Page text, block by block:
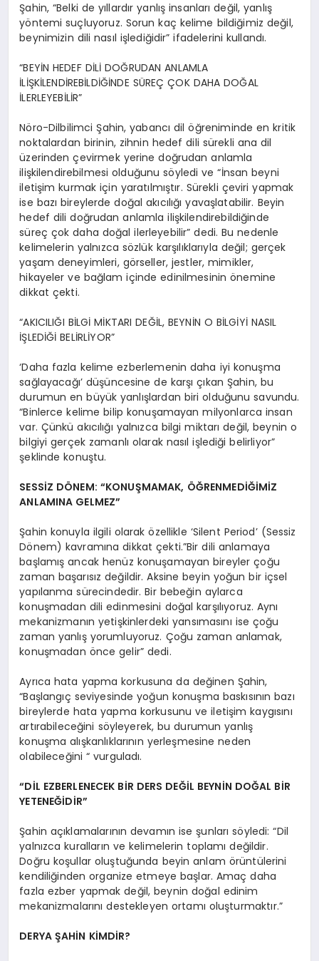
Şahin, “Belki de yıllardır yanlış insanları değil, yanlış
yöntemi suçluyoruz. Sorun kaç kelime bildiğimiz değil,
beynimizin dili nasıl işlediğidir” ifadelerini kullandı.
“BEYİN HEDEF DİLİ DOĞRUDAN ANLAMLA
İLİŞKİLENDİREBİLDİĞİNDE SÜREÇ ÇOK DAHA DOĞAL
İLERLEYEBİLİR”
Nöro-Dilbilimci Şahin, yabancı dil öğreniminde en kritik
noktalardan birinin, zihnin hedef dili sürekli ana dil
üzerinden çevirmek yerine doğrudan anlamla
ilişkilendirebilmesi olduğunu söyledi ve “İnsan beyni
iletişim kurmak için yaratılmıştır. Sürekli çeviri yapmak
ise bazı bireylerde doğal akıcılığı yavaşlatabilir. Beyin
hedef dili doğrudan anlamla ilişkilendirebildiğinde
süreç çok daha doğal ilerleyebilir” dedi. Bu nedenle
kelimelerin yalnızca sözlük karşılıklarıyla değil; gerçek
yaşam deneyimleri, görseller, jestler, mimikler,
hikayeler ve bağlam içinde edinilmesinin önemine
dikkat çekti.
“AKICILIĞI BİLGİ MİKTARI DEĞİL, BEYNİN O BİLGİYİ NASIL
İŞLEDİĞİ BELİRLİYOR”
‘Daha fazla kelime ezberlemenin daha iyi konuşma
sağlayacağı’ düşüncesine de karşı çıkan Şahin, bu
durumun en büyük yanlışlardan biri olduğunu savundu.
“Binlerce kelime bilip konuşamayan milyonlarca insan
var. Çünkü akıcılığı yalnızca bilgi miktarı değil, beynin o
bilgiyi gerçek zamanlı olarak nasıl işlediği belirliyor”
şeklinde konuştu.
SESSİZ DÖNEM: “KONUŞMAMAK, ÖĞRENMEDİĞİMİZ
ANLAMINA GELMEZ”
Şahin konuyla ilgili olarak özellikle ‘Silent Period’ (Sessiz
Dönem) kavramına dikkat çekti.”Bir dili anlamaya
başlamış ancak henüz konuşamayan bireyler çoğu
zaman başarısız değildir. Aksine beyin yoğun bir içsel
yapılanma sürecindedir. Bir bebeğin aylarca
konuşmadan dili edinmesini doğal karşılıyoruz. Aynı
mekanizmanın yetişkinlerdeki yansımasını ise çoğu
zaman yanlış yorumluyoruz. Çoğu zaman anlamak,
konuşmadan önce gelir” dedi.
Ayrıca hata yapma korkusuna da değinen Şahin,
“Başlangıç seviyesinde yoğun konuşma baskısının bazı
bireylerde hata yapma korkusunu ve iletişim kaygısını
artırabileceğini söyleyerek, bu durumun yanlış
konuşma alışkanlıklarının yerleşmesine neden
olabileceğini “ vurguladı.
“DİL EZBERLENECEK BİR DERS DEĞİL BEYNİN DOĞAL BİR
YETENEĞİDİR”
Şahin açıklamalarının devamın ise şunları söyledi: “Dil
yalnızca kuralların ve kelimelerin toplamı değildir.
Doğru koşullar oluştuğunda beyin anlam örüntülerini
kendiliğinden organize etmeye başlar. Amaç daha
fazla ezber yapmak değil, beynin doğal edinim
mekanizmalarını destekleyen ortamı oluşturmaktır.”
DERYA ŞAHİN KİMDİR?